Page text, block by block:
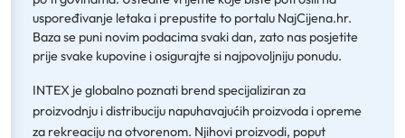
uspoređivanje letaka i prepustite to portalu NajCijena.hr.
Baza se puni novim podacima svaki dan, zato nas posjetite
prije svake kupovine i osigurajte si najpovoljniju ponudu.
INTEX je globalno poznati brend specijaliziran za
proizvodnju i distribuciju napuhavajućih proizvoda i opreme
za rekreaciju na otvorenom. Njihovi proizvodi, poput